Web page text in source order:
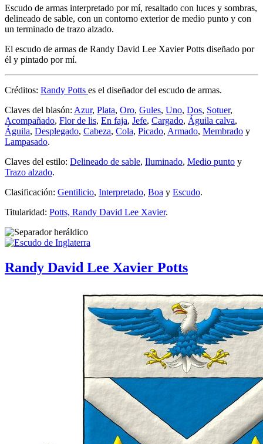
Escudo de armas interpretado por mí, resaltado con luces y sombras,
delineado de sable, con un contorno exterior de medio punto y con
un terminado de trazo alzado.
El escudo de armas de Randy David Lee Xavier Potts diseñado por
él y pintado por mí.
Créditos: Randy Potts es el diseñador del escudo de armas.
Claves del blasón: Azur, Plata, Oro, Gules, Uno, Dos, Sotuer,
Acompañado, Flor de lis, En faja, Jefe, Cargado, Águila calva,
Águila, Desplegado, Cabeza, Cola, Picado, Armado, Membrado y
Lampasado.
Claves del estilo: Delineado de sable, Iluminado, Medio punto y
Trazo alzado.
Clasificación: Gentilicio, Interpretado, Boa y Escudo.
Titularidad: Potts, Randy David Lee Xavier.
Randy David Lee Xavier Potts